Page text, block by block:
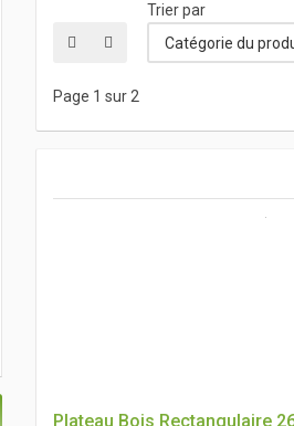
Trier par
Page 1 sur 2
Plateau Bois Rectangulaire